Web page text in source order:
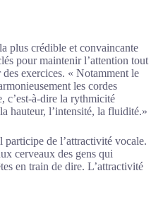
plus crédible et convaincante
pour maintenir l’attention tout
exercices. « Notamment le
les cordes
c’est-à-dire la rythmicité
hauteur, l’intensité, la fluidité.»
participe de l’attractivité vocale.
cerveaux des gens qui
en train de dire. L’attractivité